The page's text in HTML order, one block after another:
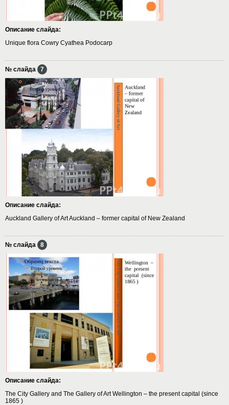
Описание слайда:
Unique flora Cowry Cyathea Podocarp
№ слайда 7
Описание слайда:
Auckland Gallery of Art Auckland – former capital of New Zealand
№ слайда 8
Описание слайда:
The City Gallery and The Gallery of Art Wellington – the present capital (since
1865 )